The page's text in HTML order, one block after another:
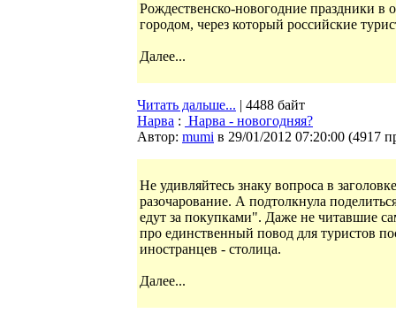
Рождественско-новогодние праздники в
городом, через который российские
Далее...
Читать дальше... | 4488 байт
Нарва : Нарва - новогодняя?
Автор: mumi в 29/01/2012 07:20:00 (4917
Не удивляйтесь знаку вопроса в
разочарование. А подтолкнула
едут за покупками". Даже не читавшие
про единственный повод для туристов
иностранцев - столица.
Далее...